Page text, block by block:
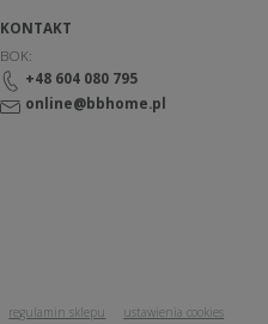
KONTAKT
BOK:
+48 604 080 795
online@bbhome.pl
regulamin sklepu
ustawienia cookies